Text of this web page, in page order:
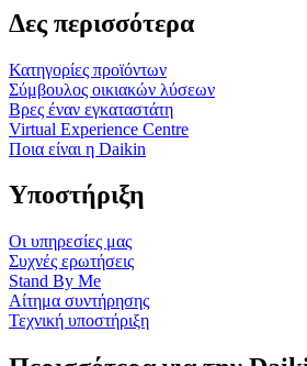
Δες περισσότερα
Κατηγορίες προϊόντων
Σύμβουλος οικιακών λύσεων
Βρες έναν εγκαταστάτη
Virtual Experience Centre
Ποια είναι η Daikin
Υποστήριξη
Οι υπηρεσίες μας
Συχνές ερωτήσεις
Stand By Me
Αίτημα συντήρησης
Τεχνική υποστήριξη